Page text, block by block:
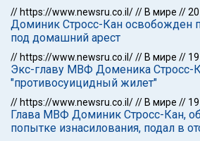
// https://www.newsru.co.il/// В мире //
Доминик Стросс-Кан освобожден
под домашний арест
// https://www.newsru.co.il/// В мире //
Экс-главу МВФ Доменика Стросс-
"противосуицидный жилет"
// https://www.newsru.co.il/// В мире //
Глава МВФ Доминик Стросс-Кан,
попытке изнасилования, подал в